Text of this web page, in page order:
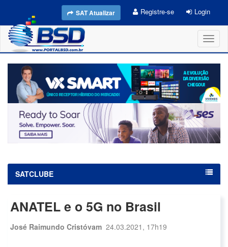
SAT Atualizar Registre-se Login
SATCLUBE
ANATEL e o 5G no Brasil
José Raimundo Cristóvam 24.03.2021, 17h19